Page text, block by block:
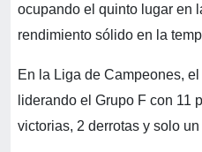
ocupando el quinto lugar en
rendimiento sólido en la
En la Liga de Campeones,
liderando el Grupo F con 11
victorias, 2 derrotas y solo un